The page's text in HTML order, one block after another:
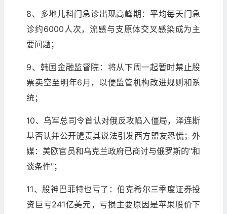
8、多地儿科门急诊出现高峰期：平均每天门急
诊约6000人次，流感与支原体交叉感染成为主
要问题；
9、韩国金融监督院：将从下周一起暂时禁止股
票卖空至明年6月，以便监管机构改进规则和系
统；
10、乌军总司令首认对俄反攻陷入僵局，泽连斯
基否认并公开谴责其说法引发西方盟友恐慌；外
媒：美欧官员和乌克兰政府已商讨与俄罗斯的"和
谈条件"；
11、股神巴菲特也亏了：伯克希尔三季度证券投
资巨亏241亿美元，亏损主要原因是苹果股价下